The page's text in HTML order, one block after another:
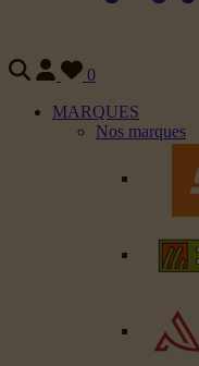
0
MARQUES
Nos marques